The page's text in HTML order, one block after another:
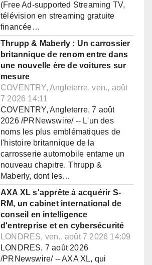
(Free Ad-supported Streaming TV,
télévision en streaming gratuite
financée…
Thrupp & Maberly : Un carrossier
britannique de renom entre dans
une nouvelle ère de voitures sur
mesure
COVENTRY, Angleterre, ven., août
7 2026 14:11
COVENTRY, Angleterre, 7 août
2026 /PRNewswire/ -- L'un des
noms les plus emblématiques de
l'histoire britannique de la
carrosserie automobile entame un
nouveau chapitre. Thrupp &
Maberly, dont les…
AXA XL s'apprête à acquérir S-
RM, un cabinet international de
conseil en intelligence
d'entreprise et en cybersécurité
LONDRES, ven., août 7 2026 14:09
LONDRES, 7 août 2026
/PRNewswire/ -- AXA XL, qui